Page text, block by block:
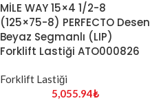
MİLE WAY 15×4 1/2-8
(125×75-8) PERFECTO Desen
Beyaz Segmanlı (LIP)
Forklift Lastiği ATO000826
Forklift Lastiği
5,055.94₺